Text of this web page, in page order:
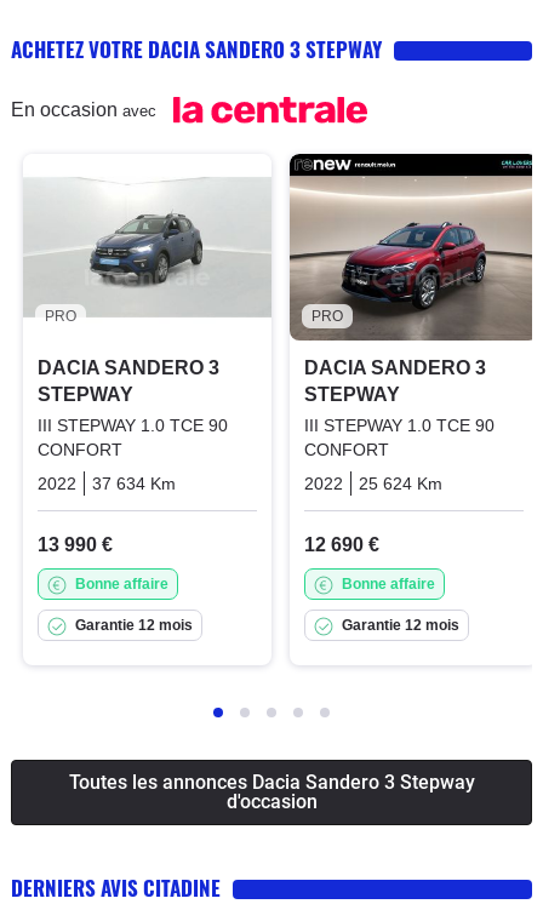
ACHETEZ VOTRE DACIA SANDERO 3 STEPWAY
En occasion avec
PRO
DACIA SANDERO 3
STEPWAY
III STEPWAY 1.0 TCE 90
CONFORT
2022
37 634 Km Essence
13 990 €
Bonne affaire
Garantie 12 mois
PRO
DACIA SANDERO 3
STEPWAY
III STEPWAY 1.0 TCE 90
CONFORT
2022
25 624 Km
12 690 €
Bonne affaire
Garantie 12 mois
Toutes les annonces Dacia Sandero 3 Stepway
d'occasion
DERNIERS AVIS CITADINE